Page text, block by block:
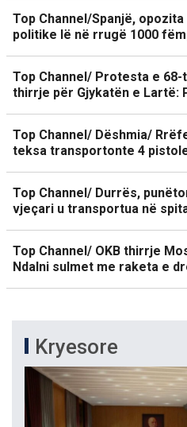
Top Channel/Spanjë,
politike lë në rrugë 1000
Top Channel/ Protesta e
thirrje për Gjykatën e Lartë:
Top Channel/ Dëshmia/
teksa transportonte 4
Top Channel/ Durrës,
vjeçari u transportua në
Top Channel/ OKB thirrje
Ndalni sulmet me raketa e
Kryesore